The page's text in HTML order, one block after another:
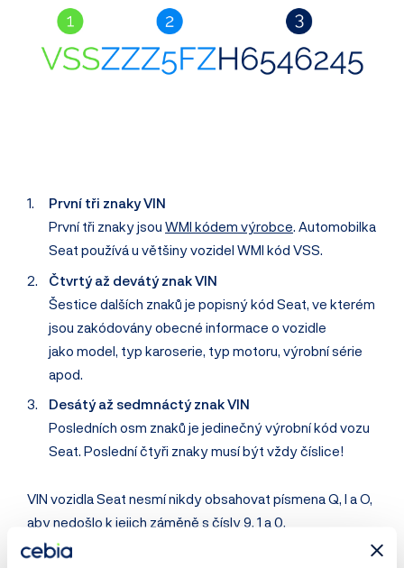
První tři znaky VIN
První tři znaky jsou WMI kódem výrobce. Automobilka
Seat používá u většiny vozidel WMI kód VSS.
Čtvrtý až devátý znak VIN
Šestice dalších znaků je popisný kód Seat, ve kterém
jsou zakódovány obecné informace o vozidle
jako model, typ karoserie, typ motoru, výrobní série
apod.
Desátý až sedmnáctý znak VIN
Posledních osm znaků je jedinečný výrobní kód vozu
Seat. Poslední čtyři znaky musí být vždy číslice!
VIN vozidla Seat nesmí nikdy obsahovat písmena Q, I a O,
aby nedošlo k jejich záměně s čísly 9, 1 a 0.